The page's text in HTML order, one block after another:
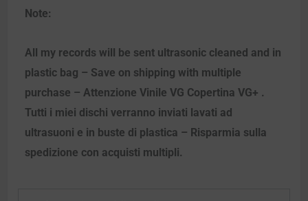
Note:
All my records will be sent ultrasonic cleaned and in
plastic bag – Save on shipping with multiple
purchase – Attenzione Vinile VG Copertina VG+ .
Tutti i miei dischi verranno inviati lavati ad
ultrasuoni e in buste di plastica – Risparmia sulla
spedizione con acquisti multipli.